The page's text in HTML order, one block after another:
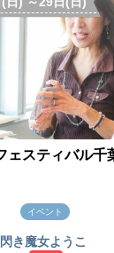
ェスティバル千
イベント
閃き魔女ようこ